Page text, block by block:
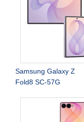
Samsung Galaxy Z
Fold8 SC-57G